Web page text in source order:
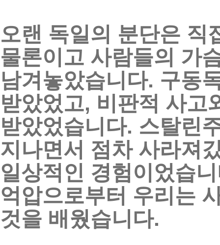
오랜 독일의 분단은 직
물론이고 사람들의 가
남겨놓았습니다. 구동
받았었고, 비판적 사고
받았었습니다. 스탈린
지나면서 점차 사라져
일상적인 경험이었습
억압으로부터 우리는
것을 배웠습니다.